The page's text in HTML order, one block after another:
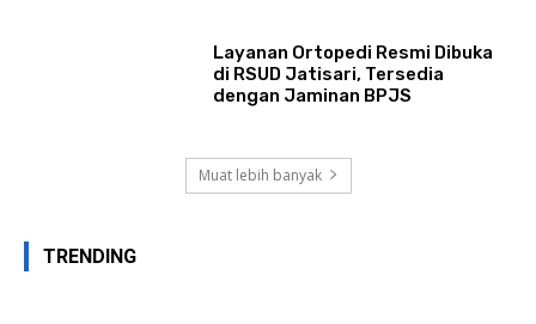
Layanan Ortopedi Resmi Dibuka
di RSUD Jatisari, Tersedia
dengan Jaminan BPJS
Muat lebih banyak
TRENDING